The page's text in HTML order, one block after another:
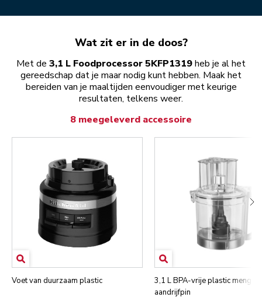
Wat zit er in de doos?
Met de 3,1 L Foodprocessor 5KFP1319heb je al het
gereedschap dat je maar nodig kunt hebben. Maak het
bereiden van je maaltijden eenvoudiger met keurige
resultaten, telkens weer.
8 meegeleverd accessoire
Voet van duurzaam plastic
3,1 L BPA-vrije plastic
aandrijfpin